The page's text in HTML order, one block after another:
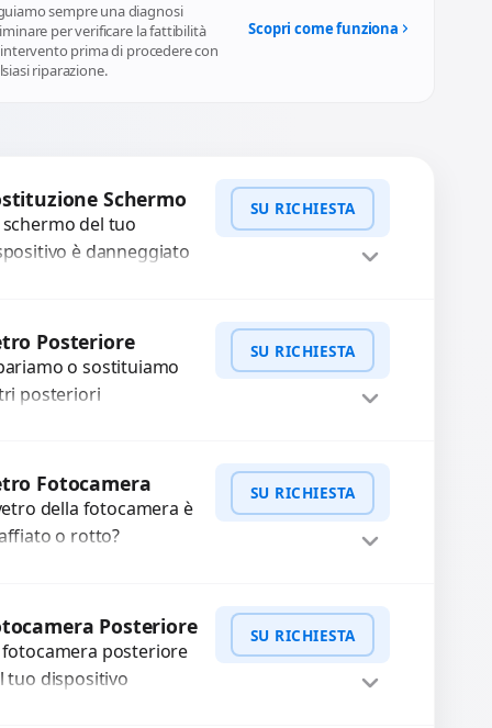
sempre una diagnosi
per verificare la fattibilità
prima di procedere con
riparazione.
Scopri come funziona
Schermo
schermo del tuo
è danneggiato
morti? Sostituiamo
completi...
SU RICHIESTA
WhatsApp
Posteriore
o sostituiamo
posteriori
e ripristinare
originale.
ricambi di alta
SU RICHIESTA
WhatsApp
Fotocamera
della fotocamera è
o rotto?
per 3 mesi....
SU RICHIESTA
WhatsApp
Posteriore
fotocamera posteriore
tuo dispositivo
SU RICHIESTA